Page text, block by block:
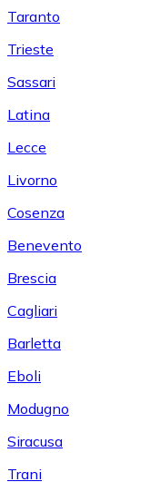
Taranto
Trieste
Sassari
Latina
Lecce
Livorno
Cosenza
Benevento
Brescia
Cagliari
Barletta
Eboli
Modugno
Siracusa
Trani